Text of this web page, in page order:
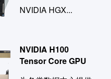
NVIDIA HGX...
NVIDIA H100
Tensor Core GPU